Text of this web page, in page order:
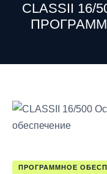
CLASSII 16/
ПРОГРАММНОЕ